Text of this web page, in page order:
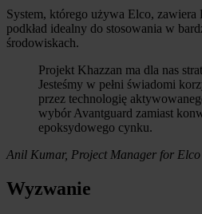
System, którego używa Elco, zawiera
podkład idealny do stosowania w
środowiskach.
Projekt Khazzan ma dla nas
Jesteśmy w pełni świadomi
przez technologię
wybór Avantguard zamiast
epoksydowego cynku.
Anil Kumar, Project Manager for Elco
Wyzwanie